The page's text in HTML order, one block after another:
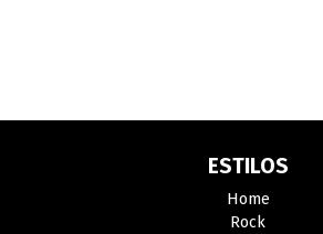
ESTILOS
Home
Rock